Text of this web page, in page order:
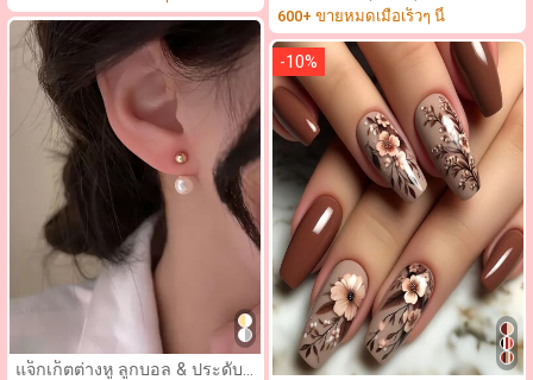
แจ็กเก็ตต่างหู ลูกบอล & ประดับ
ารเดินทาง
600+ ขายหมดเมื่อเร็วๆ นี้
-10%